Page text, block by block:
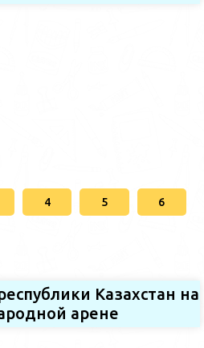
4 5 6
Казахстан на
арене